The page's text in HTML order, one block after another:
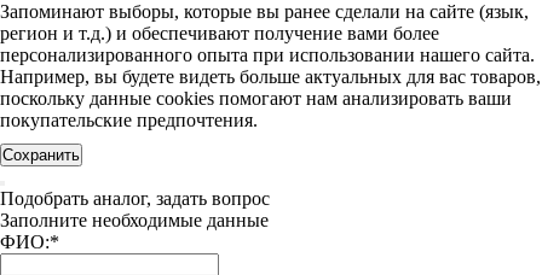
Запоминают выборы, которые вы ранее сделали на сайте (язык,
регион и т.д.) и обеспечивают получение вами более
персонализированного опыта при использовании нашего сайта.
Например, вы будете видеть больше актуальных для вас товаров,
поскольку данные cookies помогают нам анализировать ваши
покупательские предпочтения.
Сохранить
Подобрать аналог, задать вопрос
Заполните необходимые данные
ФИО:*